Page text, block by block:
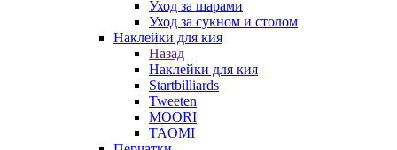
Уход за шарами
Уход за сукном и столом
Наклейки для кия
Назад
Наклейки для кия
Startbilliards
Tweeten
MOORI
TAOMI